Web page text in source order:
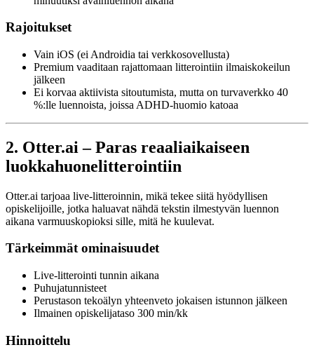
Rajoitukset
Vain iOS (ei Androidia tai verkkosovellusta)
Premium vaaditaan rajattomaan litterointiin ilmaiskokeilun
jälkeen
Ei korvaa aktiivista sitoutumista, mutta on turvaverkko 40
%:lle luennoista, joissa ADHD-huomio katoaa
2. Otter.ai – Paras reaaliaikaiseen
luokkahuonelitterointiin
Otter.ai tarjoaa live-litteroinnin, mikä tekee siitä hyödyllisen
opiskelijoille, jotka haluavat nähdä tekstin ilmestyvän luennon
aikana varmuuskopioksi sille, mitä he kuulevat.
Tärkeimmät ominaisuudet
Live-litterointi tunnin aikana
Puhujatunnisteet
Perustason tekoälyn yhteenveto jokaisen istunnon jälkeen
Ilmainen opiskelijataso 300 min/kk
Hinnoittelu